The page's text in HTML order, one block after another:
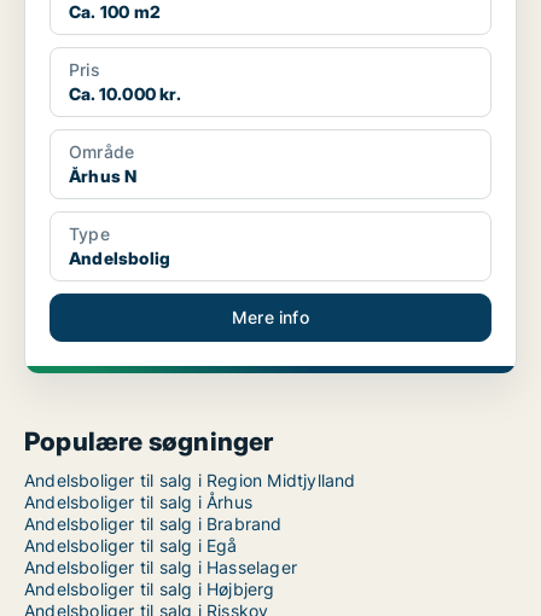
Ca. 100 m2
Pris
Ca. 10.000 kr.
Område
Århus N
Type
Andelsbolig
Mere info
Populære søgninger
Andelsboliger til salg i Region Midtjylland
Andelsboliger til salg i Århus
Andelsboliger til salg i Brabrand
Andelsboliger til salg i Egå
Andelsboliger til salg i Hasselager
Andelsboliger til salg i Højbjerg
Andelsboliger til salg i Risskov